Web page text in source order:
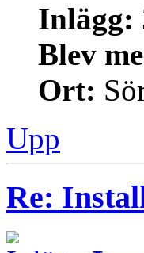
Inlägg:
Blev
Ort:
Upp
Re: